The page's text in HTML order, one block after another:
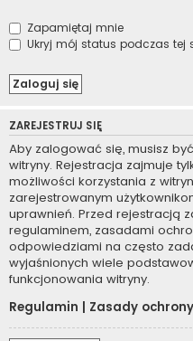
Zapamiętaj mnie
Ukryj mój status podczas tej
ZAREJESTRUJ SIĘ
Aby zalogować się, musisz
witryny. Rejestracja zajmuje
możliwości korzystania z
zarejestrowanym
uprawnień. Przed rejestracją
regulaminem, zasadami
odpowiedziami na często
wyjaśnionych wiele
funkcjonowania witryny.
Regulamin | Zasady